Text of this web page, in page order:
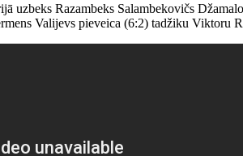
uzbeks Razambeks Salambekovičs
Valijevs pieveica (6:2) tadžiku Viktoru